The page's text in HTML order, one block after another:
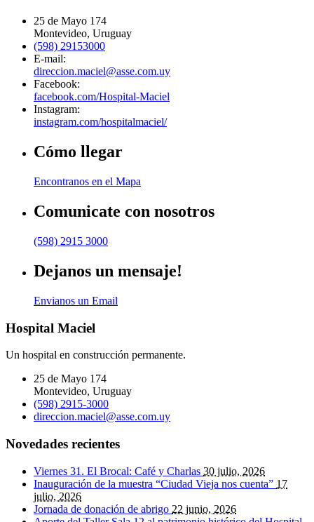
25 de Mayo 174
Montevideo, Uruguay
(598) 29153000
E-mail:
direccion.maciel@asse.com.uy
Facebook:
facebook.com/Hospital-Maciel
Instagram:
instagram.com/hospitalmaciel/
Cómo llegar
Encontranos en el Mapa
Comunicate con nosotros
(598) 2915 3000
Dejanos un mensaje!
Envianos un Email
Hospital Maciel
Un hospital en construcción permanente.
25 de Mayo 174
Montevideo, Uruguay
(598) 2915-3000
direccion.maciel@asse.com.uy
Novedades recientes
Viernes 31. El Brocal: Café y Charlas 30 julio, 2026
Inauguración de la muestra “Ciudad Vieja nos cuenta” 17
julio, 2026
Jornada de donación de abrigo 22 junio, 2026